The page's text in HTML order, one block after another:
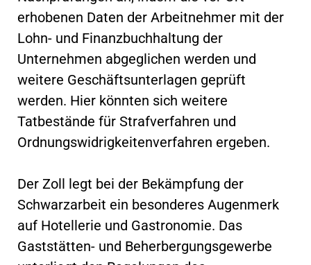
erhobenen Daten der Arbeitnehmer mit der
Lohn- und Finanzbuchhaltung der
Unternehmen abgeglichen werden und
weitere Geschäftsunterlagen geprüft
werden. Hier könnten sich weitere
Tatbestände für Strafverfahren und
Ordnungswidrigkeitenverfahren ergeben.
Der Zoll legt bei der Bekämpfung der
Schwarzarbeit ein besonderes Augenmerk
auf Hotellerie und Gastronomie. Das
Gaststätten- und Beherbergungsgewerbe